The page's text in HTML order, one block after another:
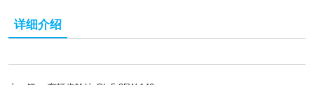
详细介绍